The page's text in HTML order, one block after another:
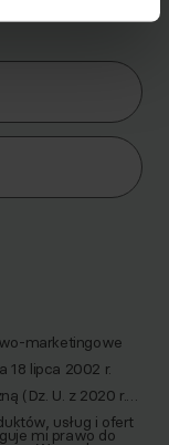
marketingowe
18 lipca 2002 r.
(Dz. U. z 2020 r.
usług i ofert
mi prawo do